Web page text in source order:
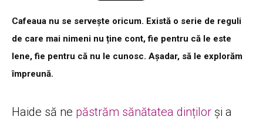
Cafeaua nu se servește oricum. Există o serie de reguli
de care mai nimeni nu ține cont, fie pentru că le este
lene, fie pentru că nu le cunosc. Așadar, să le explorăm
împreună.
Haide să ne păstrăm sănătatea dinților și a